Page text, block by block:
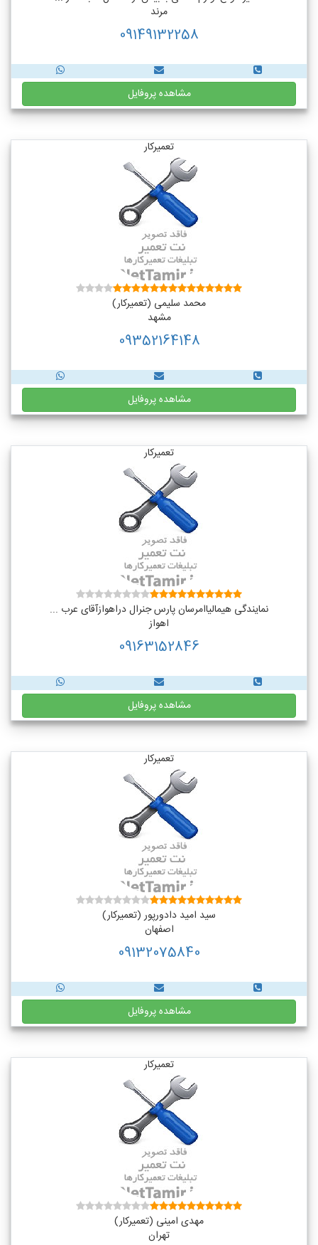
مرند
09149132258
مشاهده پروفایل
تعمیرکار
محمد سلیمی (تعمیرکار)
مشهد
09352164148
مشاهده پروفایل
تعمیرکار
نمایندگی هیمالیاامرسان پارس جنرال دراهوازآقای عرب ...
اهواز
09163152846
مشاهده پروفایل
تعمیرکار
سید امید دادورپور (تعمیرکار)
اصفهان
09132075840
مشاهده پروفایل
تعمیرکار
مهدی امینی (تعمیرکار)
تهران